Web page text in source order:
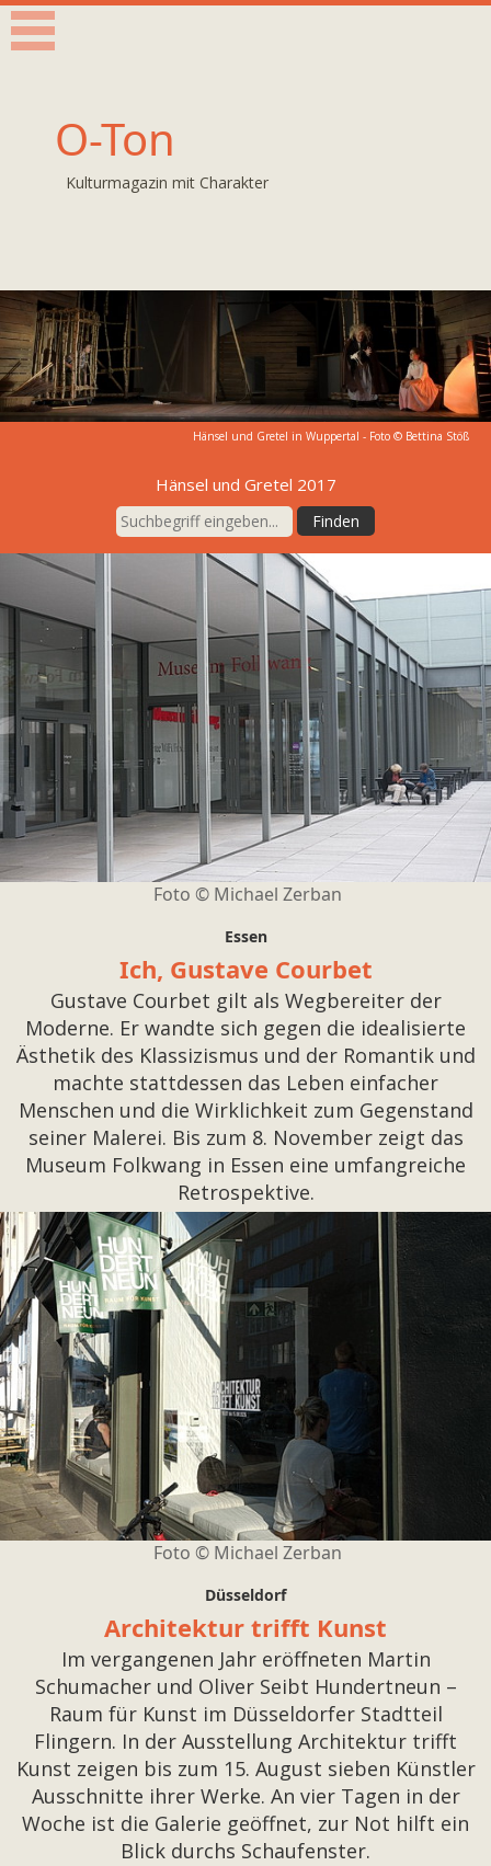
O-Ton
Kulturmagazin mit Charakter
Hänsel und Gretel in Wuppertal - Foto © Bettina Stöß
Hänsel und Gretel 2017
Foto © Michael Zerban
Essen
Ich, Gustave Courbet
Gustave Courbet gilt als Wegbereiter der
Moderne. Er wandte sich gegen die idealisierte
Ästhetik des Klassizismus und der Romantik und
machte stattdessen das Leben einfacher
Menschen und die Wirklichkeit zum Gegenstand
seiner Malerei. Bis zum 8. November zeigt das
Museum Folkwang in Essen eine umfangreiche
Retrospektive.
Foto © Michael Zerban
Düsseldorf
Architektur trifft Kunst
Im vergangenen Jahr eröffneten Martin
Schumacher und Oliver Seibt Hundertneun –
Raum für Kunst im Düsseldorfer Stadtteil
Flingern. In der Ausstellung Architektur trifft
Kunst zeigen bis zum 15. August sieben Künstler
Ausschnitte ihrer Werke. An vier Tagen in der
Woche ist die Galerie geöffnet, zur Not hilft ein
Blick durchs Schaufenster.